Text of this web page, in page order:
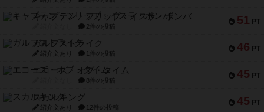
51 PT
キャプテン・フリップ：イスラ・ボンバ
2件の投稿
46 PT
ガルフストライク
紹介文あり 1件の投稿
45 PT
エコーズ・オブ・タイム
8件の投稿
45 PT
スカルキング
紹介文あり 12件の投稿